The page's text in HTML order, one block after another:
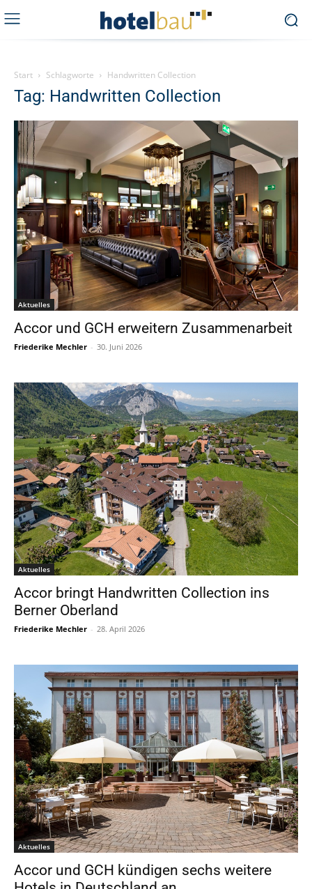
Start Schlagworte Handwritten Collection
Tag: Handwritten Collection
Aktuelles
Accor und GCH erweitern Zusammenarbeit
Friederike Mechler - 30. Juni 2026
Aktuelles
Accor bringt Handwritten Collection ins
Berner Oberland
Friederike Mechler - 28. April 2026
Aktuelles
Accor und GCH kündigen sechs weitere